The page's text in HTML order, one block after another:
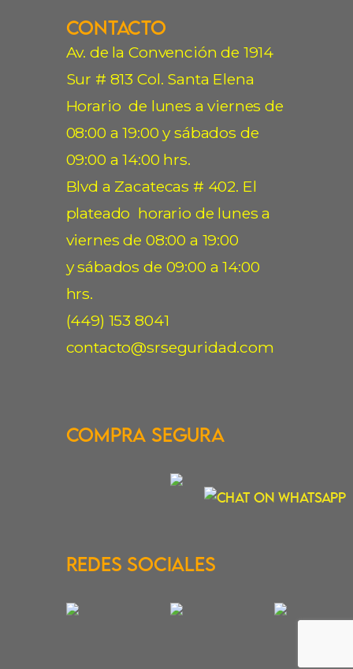
Contacto
Av. de la Convención de 1914
Sur # 813 Col. Santa Elena
Horario de lunes a viernes de
08:00 a 19:00 y sábados de
09:00 a 14:00 hrs.
Blvd a Zacatecas # 402. El
plateado horario de lunes a
viernes de 08:00 a 19:00
y sábados de 09:00 a 14:00
hrs.
(449) 153 8041
contacto@srseguridad.com
Compra Segura
Redes Sociales